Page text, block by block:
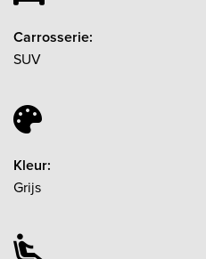
Carrosserie:
SUV
Kleur:
Grijs